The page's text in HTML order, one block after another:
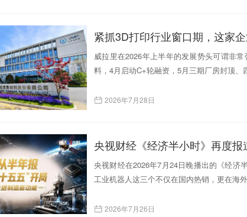
紧抓3D打印行业窗口期，这家
威拉里在2026年上半年的发展势头可谓非
料，4月启动C+轮融资，5月三期厂房封顶
2026年7月28日
央视财经《经济半小时》再度
央视财经在2026年7月24日晚播出的《经济
工业机器人这三个不仅在国内热销，更在海
2026年7月26日